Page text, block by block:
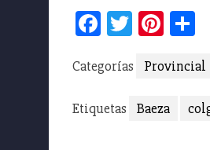
Facebook
Twitter
Categorías Provincial
Etiquetas Baeza